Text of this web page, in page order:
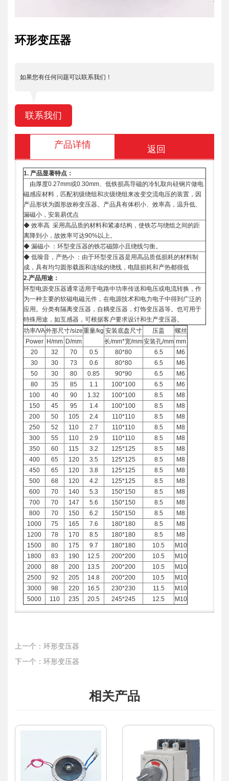
环形变压器
如果您有任何问题可以联系我们！
联系我们
产品详情 返回
1. 产品显著特点：
由厚度0.27mm或0.30mm、低铁损高导磁的冷轧取向硅钢片做电
磁感应材料，匹配初级绕组和次级绕组来改变交流电压的装置，因
产品形状为圆形故称变压器。产品具有体积小、效率高，温升低、
漏磁小，安装易优点
◆ 效率高 采用高品质的材料和紧凑结构，使铁芯与绕组之间的距
离降到小，故效率可达90%以上。
◆ 漏磁小 ：环型变压器的铁芯磁隙小且绕线匀衡。
◆ 低噪音，产热小 ：由于环型变压器是用高品质低损耗的材料制
成，具有均匀圆形载面和连续的绕线，电阻损耗和产热都很低
2.产品用途：
环型电源变压器通常适用于电路中功率传送和电压或电流转换，作
为一种主要的软磁电磁元件，在电源技术和电力电子中得到广泛的
应用。分类有隔离变压器，自耦变压器，灯饰变压器等。也可用于
特殊用途，如互感器，可根据客户要求设计和生产变压器。
功率/VA外形尺寸/size重量/kg 安装底盘尺寸 压盖
螺丝
Power H/mm D/mm 长/mm*宽/mm安装孔/mm mm
20
32 70 0.5 80*80 6.5
M6
30
30 73 0.6 80*80 6.5
M6
50
30 80 0.85 90*90 6.5
M6
80
35 85 1.1 100*100 6.5
M6
100
40 90 1.32 100*100 8.5
M8
150
45 95 1.4 100*100 8.5
M8
200
50 105 2.4 110*110 8.5
M8
250
52 110 2.7 110*110 8.5
M8
300
55 110 2.9 110*110 8.5
M8
350
60 115 3.2 125*125 8.5
M8
400
65 120 3.5 125*125 8.5
M8
450
65 120 3.8 125*125 8.5
M8
500
68 120 4.2 125*125 8.5
M8
600
70 140 5.3 150*150 8.5
M8
700
70 147 5.6 150*150 8.5
M8
800
70 150 6.2 150*150 8.5
M8
1000
75 165 7.6 180*180 8.5
M8
1200
78 170 8.5 180*180 8.5
M8
1500
80 175 9.7 180*180 10.5
M10
1800
83 190 12.5 200*200 10.5
M10
2000
88 200 13.5 200*200 10.5
M10
2500
92 205 14.8 200*200 10.5
M10
3000
98 220 16.5 230*230 11.5
M10
5000
110 235 20.5 245*245 12.5 M10
上一个：环形变压器
下一个：环形变压器
相关产品